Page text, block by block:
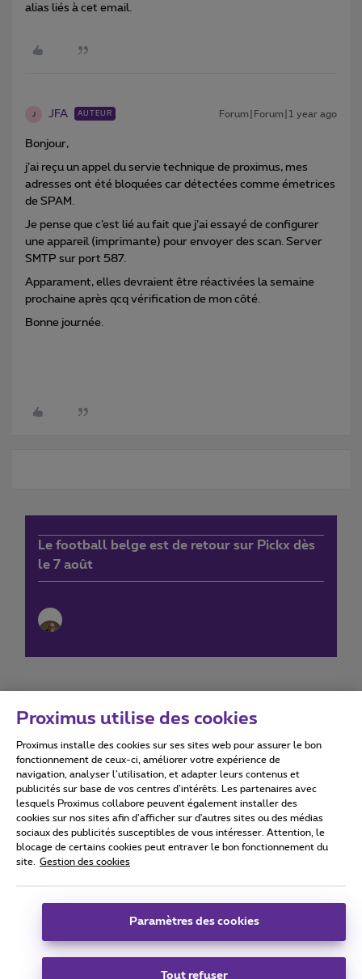
alias liés à cet email.
JFA AUTEUR Forum|Forum|1 year ago
Bonjour,
j’ai reçu un appel du servie technique de proximus, mes
adresses ont été bloquées car détectées comme émetrices
de SPAM.
Je pense que c’est lié au fait que j’ai essayé de configurer
une appareil (imprimante) pour envoyer des scan. Server
SMTP sur port 587.
Apparament, elles devraient être réactivées la semaine
prochaine après qcq vérification de mon côté.
Bonne journée.
Le football belge est de retour sur Pickx dès
le 7 août
Conditions d'utilisation Accessibility statement
Tous droits réservés. © 2026 Proximus
Conditions générales, info consommateur
Coordonnées de l’entreprise
Boulevard du Roi Albert II 27 - B-1030 Bruxelles.
Proximus utilise des cookies
Proximus installe des cookies sur ses sites web pour assurer le bon
fonctionnement de ceux-ci, améliorer votre expérience de
navigation, analyser l’utilisation, et adapter leurs contenus et
publicités sur base de vos centres d’intérêts. Les partenaires avec
lesquels Proximus collabore peuvent également installer des
cookies sur nos sites afin d’afficher sur d'autres sites ou des médias
sociaux des publicités susceptibles de vous intéresser. Attention, le
blocage de certains cookies peut entraver le bon fonctionnement du
site.
Gestion des cookies
Paramètres des cookies
Tout refuser